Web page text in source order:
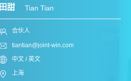
田甜 Tian Tian
合伙人
tiantian@joint-win.com
中文 / 英文
上海